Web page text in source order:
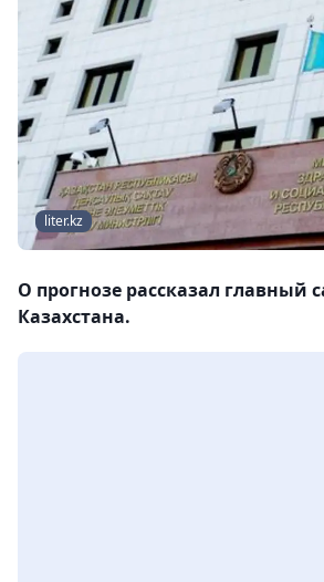
liter.kz
О прогнозе рассказал главный
Казахстана.